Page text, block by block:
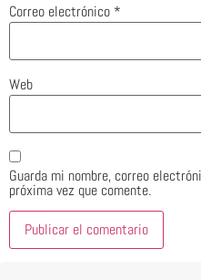
Correo electrónico *
Web
Guarda mi nombre, correo
próxima vez que comente.